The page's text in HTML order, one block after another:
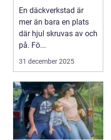
trygg körning året
runt
En däckverkstad är
mer än bara en plats
där hjul skruvas av och
på. Fö...
31 december 2025